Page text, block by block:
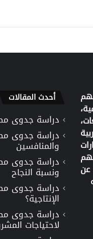
عن
أحدث المقالات
دراسة جدوى
دراسة جدوى
والمنافسين
دراسة جدوى
ونسبة النجاح
دراسة جدوى
الإنتاجية؟
دراسة جدوى
لاحتياجات